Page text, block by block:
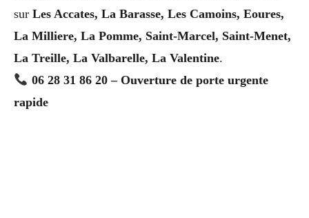
sur Les Accates, La Barasse, Les Camoins, Eoures,
La Milliere, La Pomme, Saint-Marcel, Saint-Menet,
La Treille, La Valbarelle, La Valentine.
06 28 31 86 20 – Ouverture de porte urgente
rapide